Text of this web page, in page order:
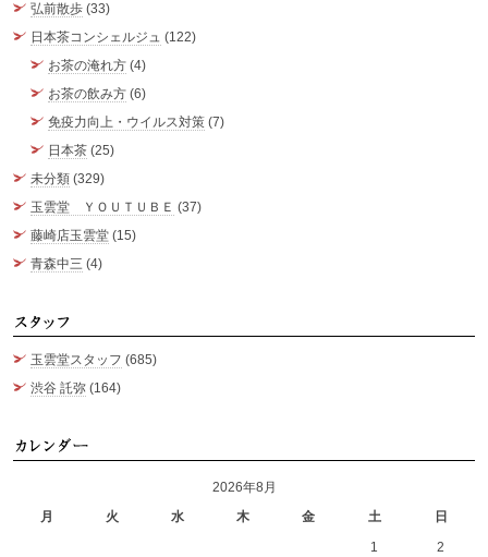
弘前散歩 (33)
日本茶コンシェルジュ (122)
お茶の淹れ方 (4)
お茶の飲み方 (6)
免疫力向上・ウイルス対策 (7)
日本茶 (25)
未分類 (329)
玉雲堂 ＹＯＵＴＵＢＥ (37)
藤崎店玉雲堂 (15)
青森中三 (4)
玉雲堂スタッフ (685)
渋谷 託弥 (164)
2026年8月
月
火 水 木 金 土
日
1
2